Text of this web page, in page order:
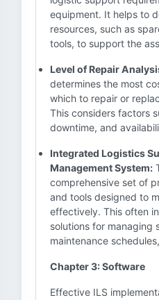
equipment. It helps to
resources, such as
tools, to support the
Level of Repair
determines the most
which to repair or
This considers factors
downtime, and
Integrated Logistics
Management System:
comprehensive set of
and tools designed to
effectively. This often
solutions for managing
maintenance
Chapter 3: Software
Effective ILS